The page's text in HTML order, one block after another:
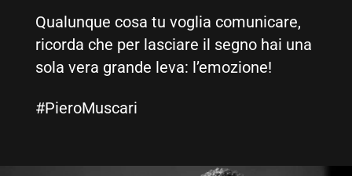
Qualunque cosa tu voglia comunicare,
ricorda che per lasciare il segno hai una
sola vera grande leva: l’emozione!
#PieroMuscari